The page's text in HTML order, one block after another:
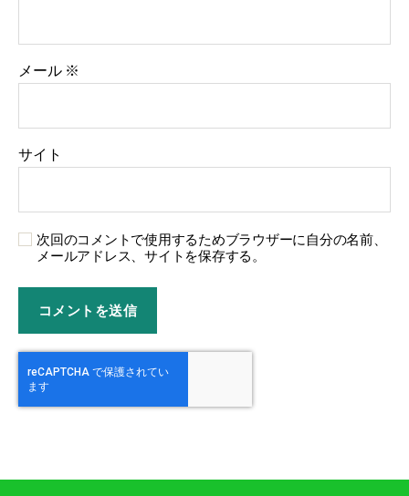
メール ※
サイト
次回のコメントで使用するためブラウザーに自分の名前、
メールアドレス、サイトを保存する。